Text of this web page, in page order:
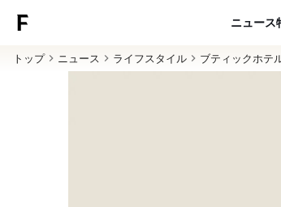
ニュース
トップ ニュース ライフスタイル ブティックホテ